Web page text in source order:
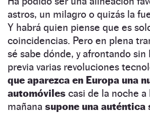
astros, un milagro o quizás la
Y habrá quien piense que es
coincidencias. Pero en plena
sé sabe dónde, y afrontando sin
previa varias revoluciones
que aparezca en Europa una
automóviles casi de la noche a
mañana supone una auténtica